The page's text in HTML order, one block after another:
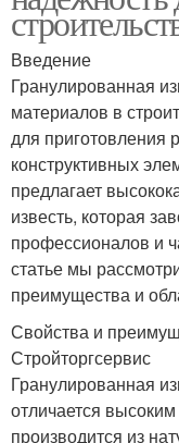
Введение
Гранулированная
материалов в
для приготовления
конструктивных
предлагает
известь, которая
профессионалов и
статье мы
преимущества и
Свойства и
Стройторгсервис
Гранулированная
отличается
производится из